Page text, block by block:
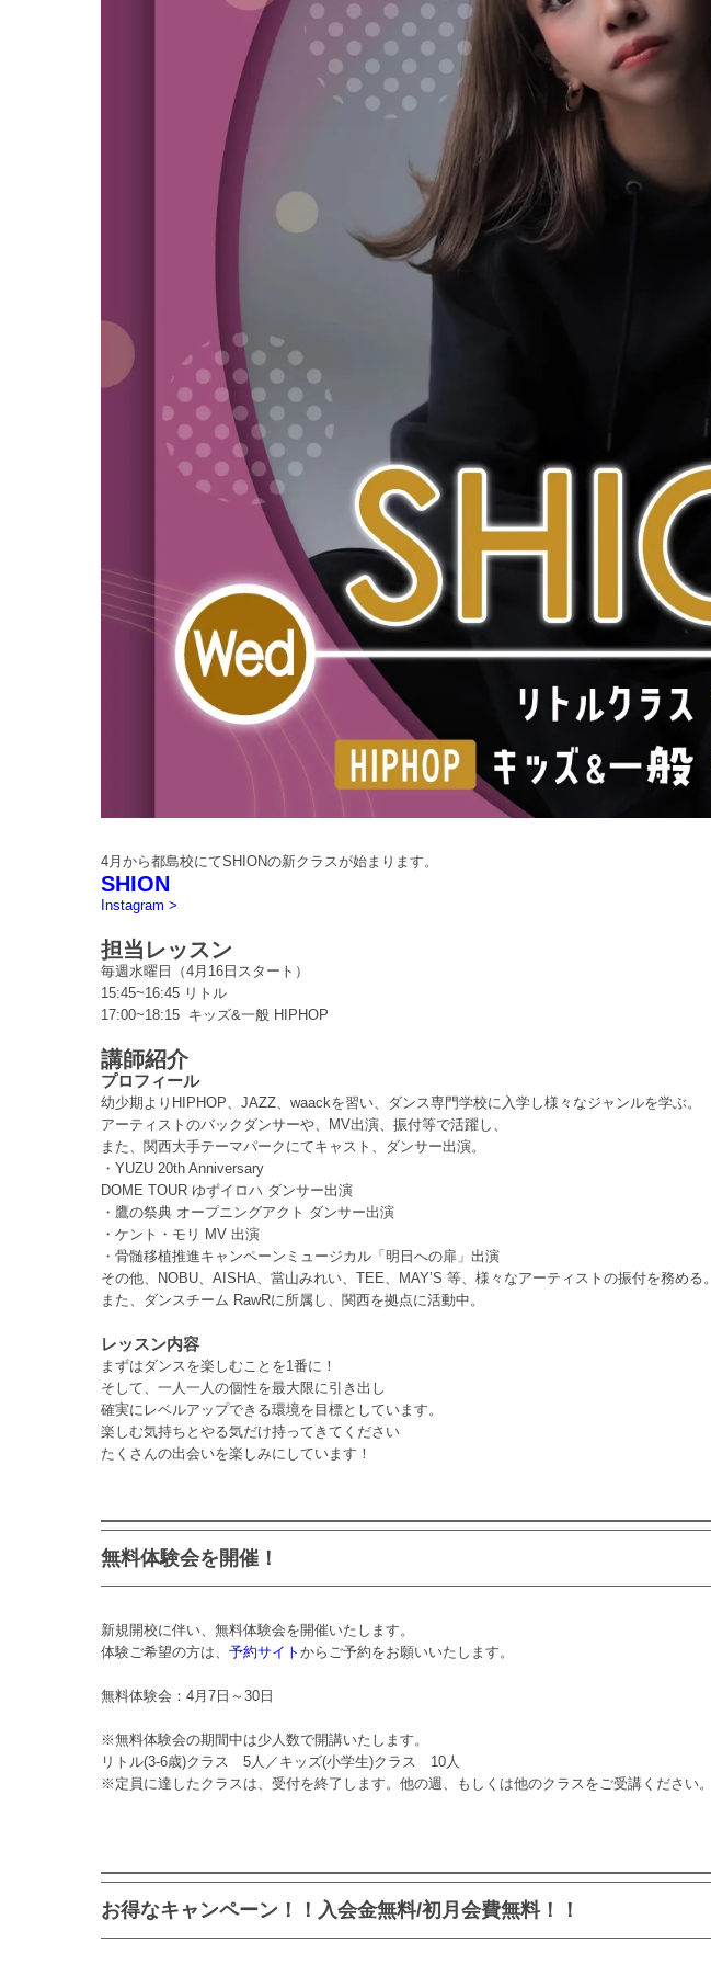
4月から都島校にてSHIONの新クラスが始まります。
SHION
Instagram >
担当レッスン
毎週水曜日（4月16日スタート）
15:45~16:45 リトル
17:00~18:15 キッズ&一般 HIPHOP
講師紹介
プロフィール
幼少期よりHIPHOP、JAZZ、waackを習い、ダンス専門学校に入学し様々なジャンルを学ぶ。
アーティストのバックダンサーや、MV出演、振付等で活躍し、
また、関西大手テーマパークにてキャスト、ダンサー出演。
・YUZU 20th Anniversary
DOME TOUR ゆずイロハ ダンサー出演
・鷹の祭典 オープニングアクト ダンサー出演
・ケント・モリ MV 出演
・骨髄移植推進キャンペーンミュージカル「明日への扉」出演
その他、NOBU、AISHA、當山みれい、TEE、MAY’S 等、様々なアーティストの振付を務める。
また、ダンスチーム RawRに所属し、関西を拠点に活動中。
レッスン内容
まずはダンスを楽しむことを1番に！
そして、一人一人の個性を最大限に引き出し
確実にレベルアップできる環境を目標としています。
楽しむ気持ちとやる気だけ持ってきてください
たくさんの出会いを楽しみにしています！
無料体験会を開催！
新規開校に伴い、無料体験会を開催いたします。
体験ご希望の方は、 予約サイト からご予約をお願いいたします。
無料体験会： 4月7日～30日
※無料体験会の期間中は少人数で開講いたします。
リトル(3-6歳)クラス 5人／キッズ(小学生)クラス 10人
※定員に達したクラスは、受付を終了します。他の週、もしくは他のクラスをご受講ください。
お得なキャンペーン！！入会金無料/初月会費無料！！